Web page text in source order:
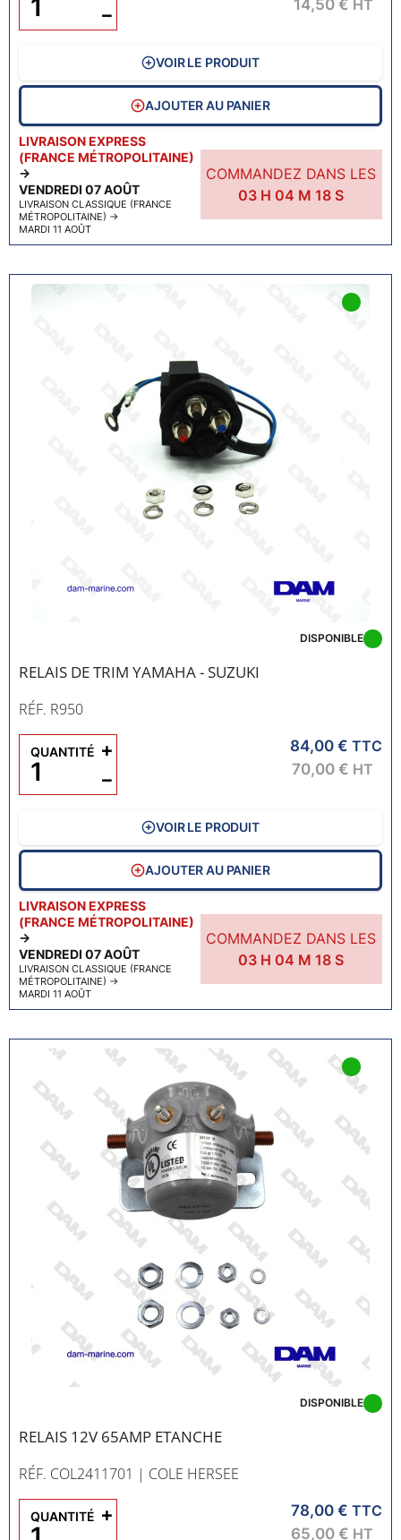
LIVRAISON EXPRESS
(FRANCE MÉTROPOLITAINE)
→
VENDREDI 07 AOÛT
LIVRAISON CLASSIQUE (FRANCE
MÉTROPOLITAINE) →
MARDI 11 AOÛT
COMMANDEZ DANS LES
03 H 04 M17S
14,50 € HT
−
VOIR LE PRODUIT
AJOUTER AU PANIER
RELAIS DE TRIM YAMAHA - SUZUKI
RÉF. R950
LIVRAISON EXPRESS
(FRANCE MÉTROPOLITAINE)
→
VENDREDI 07 AOÛT
LIVRAISON CLASSIQUE (FRANCE
MÉTROPOLITAINE) →
MARDI 11 AOÛT
COMMANDEZ DANS LES
03 H 04 M17S
DISPONIBLE
84,00 € TTC
70,00 € HT
QUANTITÉ
−
+
VOIR LE PRODUIT
AJOUTER AU PANIER
RELAIS 12V 65AMP ETANCHE
RÉF. COL2411701 | COLE HERSEE
DISPONIBLE
78,00 € TTC
65,00 € HT
QUANTITÉ +